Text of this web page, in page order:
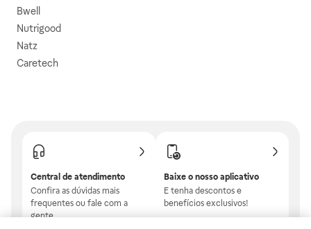
Bwell
Nutrigood
Natz
Caretech
Central de atendimento
Confira as dúvidas mais
frequentes ou fale com a
gente.
Baixe o nosso aplicativo
E tenha descontos e
benefícios exclusivos!